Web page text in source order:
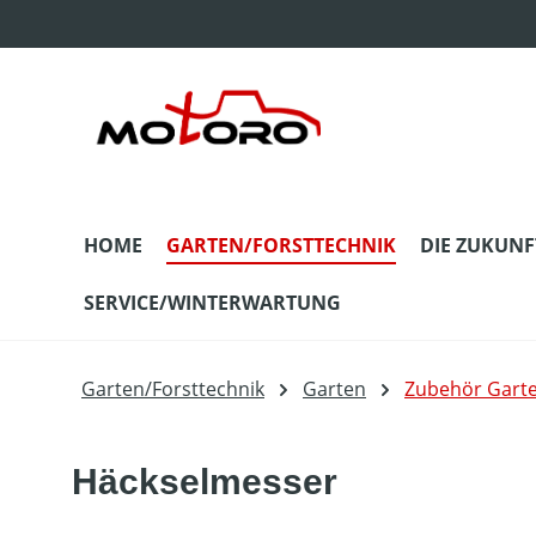
HOME GARTEN/FORSTTECHNIK DIE
SERVICE/WINTERWARTUNG
Garten/Forsttechnik Garten Zubehör
Häckselmesser